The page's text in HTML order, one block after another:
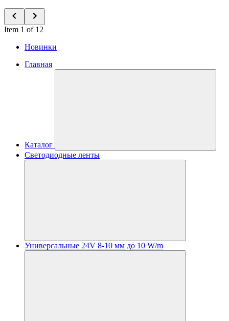
Item 1 of 12
Новинки
Главная
Каталог
Светодиодные ленты
Универсальные 24V 8-10 мм до 10 W/m